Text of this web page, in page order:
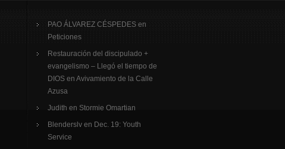
PAO ÁLVAREZ CÉSPEDES en
Peticiones
Restauración del discipulado +
evangelismo – Llegó el tiempo de
DIOS en Avivamiento de la Calle
Azusa
Judith en Stormie Omartian
Blenderslv en Dec. 19: Youth
Service